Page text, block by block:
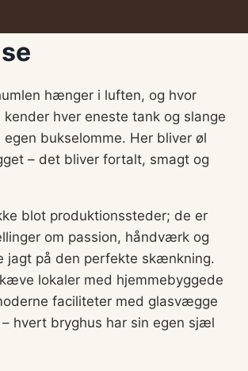
hænger i luften, og hvor
hver eneste tank og slange
bukselomme. Her bliver øl
– det bliver fortalt, smagt og
blot produktionssteder; de er
om passion, håndværk og
jagt på den perfekte skænkning.
lokaler med hjemmebyggede
faciliteter med glasvægge
hvert bryghus har sin egen sjæl